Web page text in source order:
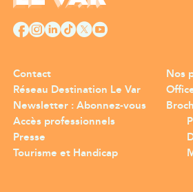
Contact
Réseau Destination Le Var
Newsletter : Abonnez-vous
Nos
Accès professionnels
Presse
Tourisme et Handicap